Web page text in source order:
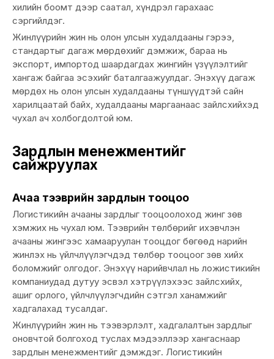
хилийн боомт дээр саатал, хүндрэл гарахаас
сэргийлдэг.
Жинлүүрийн жин нь олон улсын худалдааны гэрээ,
стандартыг дагаж мөрдөхийг дэмжиж, бараа нь
экспорт, импортод шаардагдах жингийн үзүүлэлтийг
хангаж байгаа эсэхийг баталгаажуулдаг. Энэхүү дагаж
мөрдөх нь олон улсын худалдааны түншүүдтэй сайн
харилцаатай байх, худалдааны маргаанаас зайлсхийхэд
чухал ач холбогдолтой юм.
Зардлын менежментийг
сайжруулах
Ачаа тээврийн зардлын тооцоо
Логистикийн ачааны зардлыг тооцоолоход жинг зөв
хэмжих нь чухал юм. Тээврийн төлбөрийг ихэвчлэн
ачааны жингээс хамааруулан тооцдог бөгөөд нарийн
жинлэх нь үйлчлүүлэгчдэд төлбөр тооцоог зөв хийх
боломжийг олгодог. Энэхүү нарийвчлал нь ложистикийн
компаниудад дутуу эсвэл хэтрүүлэхээс зайлсхийх,
ашиг орлого, үйлчлүүлэгчдийн сэтгэл ханамжийг
хадгалахад тусалдаг.
Жинлүүрийн жин нь тээвэрлэлт, хадгалалтын зардлыг
оновчтой болгоход туслах мэдээллээр хангаснаар
зардлын менежментийг дэмждэг. Логистикийн